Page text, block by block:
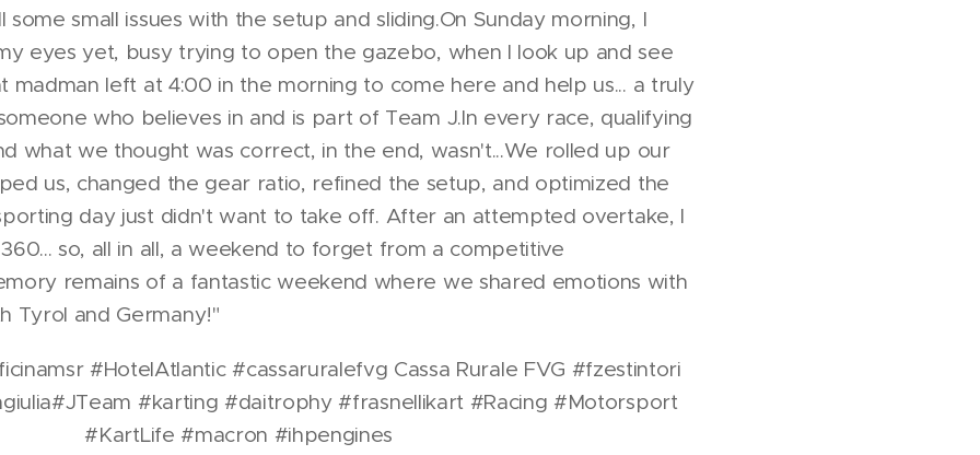
small issues with the setup and sliding.On Sunday morning, I
eyes yet, busy trying to open the gazebo, when I look up and see
madman left at 4:00 in the morning to come here and help us... a truly
who believes in and is part of Team J.In every race, qualifying
what we thought was correct, in the end, wasn't...We rolled up our
us, changed the gear ratio, refined the setup, and optimized the
day just didn't want to take off. After an attempted overtake, I
so, all in all, a weekend to forget from a competitive
remains of a fantastic weekend where we shared emotions with
Tyrol and Germany!"
#HotelAtlantic #cassaruralefvg Cassa Rurale FVG #fzestintori
#karting #daitrophy #frasnellikart #Racing #Motorsport
#KartLife #macron #ihpengines